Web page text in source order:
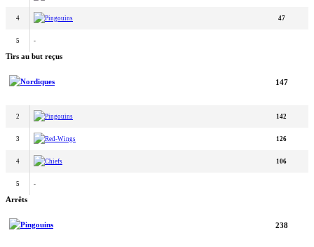
4 Pingouins 47
5 -
Tirs au but reçus
Nordiques 147
2 Pingouins 142
3 Red-Wings 126
4 Chiefs 106
5 -
Arrêts
Pingouins 238